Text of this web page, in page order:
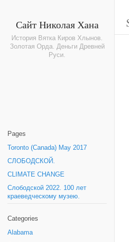
Сайт Николая Хана
История Вятка Киров Хлынов.
Золотая Орда. Деньги Древней
Руси.
Pages
Toronto (Canada) May 2017
СЛОБОДСКОЙ.
CLIMATE CHANGE
Слободской 2022. 100 лет
краеведческому музею.
Categories
Alabama